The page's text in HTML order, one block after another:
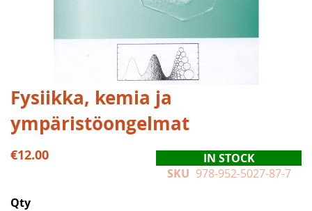
Skip
to
the
beginning
of
gallery
Fysiikka, kemia ja
ympäristöongelmat
€12.00
IN STOCK
SKU 978-952-5027-87-7
Qty